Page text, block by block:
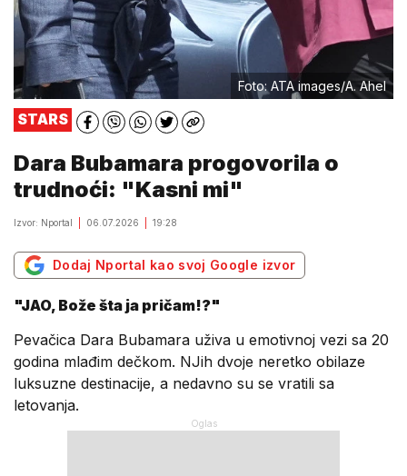
Foto: ATA images/A. Ahel
STARS
Dara Bubamara progovorila o
trudnoći: "Kasni mi"
Izvor: Nportal 06.07.2026 19:28
Dodaj Nportal kao svoj Google izvor
"JAO, Bože šta ja pričam!?"
Pevačica Dara Bubamara uživa u emotivnoj vezi sa 20
godina mlađim dečkom. NJih dvoje neretko obilaze
luksuzne destinacije, a nedavno su se vratili sa
letovanja.